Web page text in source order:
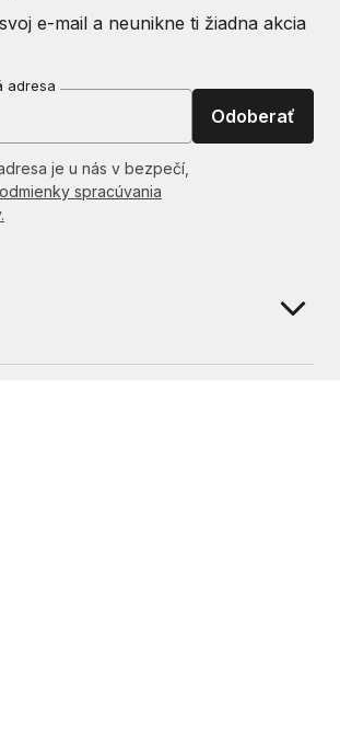
e-mail a neunikne ti žiadna akcia
adresa
Odoberať
je u nás v bezpečí,
spracúvania